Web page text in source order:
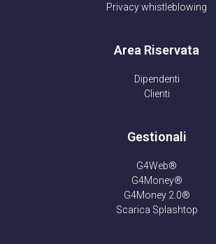
Privacy whistleblowing
Area Riservata
Dipendenti
Clienti
Gestionali
G4Web®
G4Money®
G4Money 2.0®
Scarica Splashtop